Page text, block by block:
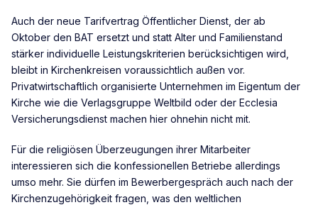
Auch der neue Tarifvertrag Öffentlicher Dienst, der ab
Oktober den BAT ersetzt und statt Alter und Familienstand
stärker individuelle Leistungskriterien berücksichtigen wird,
bleibt in Kirchenkreisen voraussichtlich außen vor.
Privatwirtschaftlich organisierte Unternehmen im Eigentum der
Kirche wie die Verlagsgruppe Weltbild oder der Ecclesia
Versicherungsdienst machen hier ohnehin nicht mit.
Für die religiösen Überzeugungen ihrer Mitarbeiter
interessieren sich die konfessionellen Betriebe allerdings
umso mehr. Sie dürfen im Bewerbergespräch auch nach der
Kirchenzugehörigkeit fragen, was den weltlichen